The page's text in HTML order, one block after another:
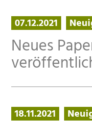
07.12.2021
Neues
18.11.2021